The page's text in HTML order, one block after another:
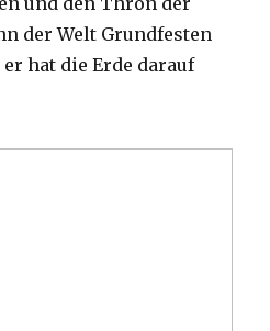
der Welt Grundfesten
er hat die Erde darauf